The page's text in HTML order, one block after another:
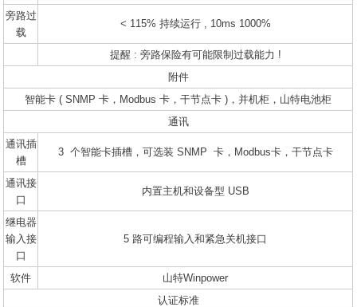
旁路过
载
< 115% 持续运行 , 10ms 1000%
提醒 : 旁路保险有可能限制过载能力 !
附件
智能卡 ( SNMP 卡，Modbus 卡，干节点卡 )，并机柜，山特电池柜
通讯
通讯插
槽
3 个智能卡插槽，可选装 SNMP 卡，Modbus卡，干节点卡
通讯接
口
内置主机和设备型 USB
继电器
输入接
口
5 路可编程输入和紧急关机接口
软件
山特Winpower
认证标准